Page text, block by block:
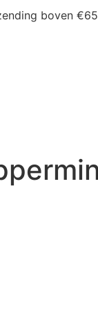
boven